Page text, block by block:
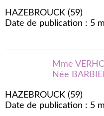
HAZEBROUCK (59)
Date de publication : 5
Mme
Née
HAZEBROUCK (59)
Date de publication : 5